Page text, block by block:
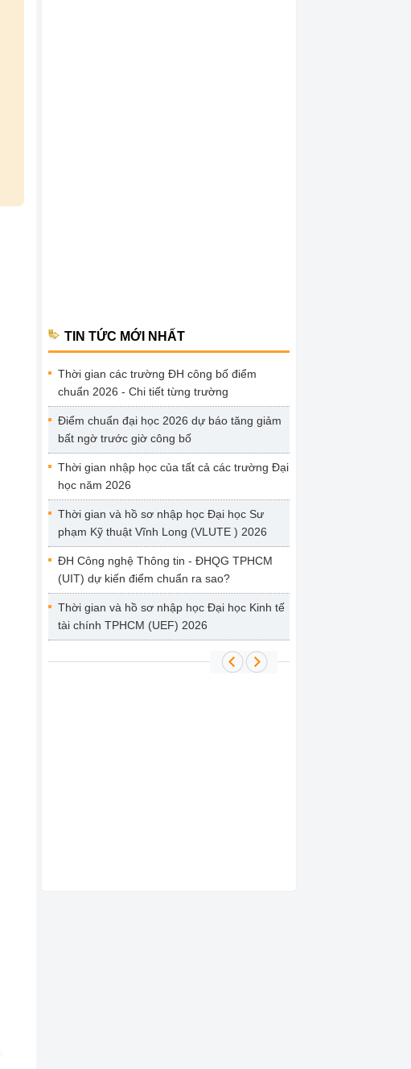
TIN TỨC MỚI NHẤT
Thời gian các trường ĐH công bố điểm
chuẩn 2026 - Chi tiết từng trường
Điểm chuẩn đại học 2026 dự báo tăng giảm
bất ngờ trước giờ công bố
Thời gian nhập học của tất cả các trường Đại
học năm 2026
Thời gian và hồ sơ nhập học Đại học Sư
phạm Kỹ thuật Vĩnh Long (VLUTE ) 2026
ĐH Công nghệ Thông tin - ĐHQG TPHCM
(UIT) dự kiến điểm chuẩn ra sao?
Thời gian và hồ sơ nhập học Đại học Kinh tế
tài chính TPHCM (UEF) 2026